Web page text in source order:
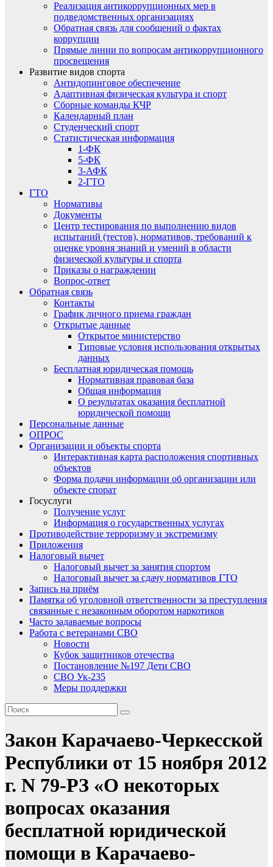
Реализация антикоррупционных мер в
подведомственных организациях
Обратная связь для сообщений о фактах
коррупции
Прямые линии по вопросам антикоррупционного
просвещения
Развитие видов спорта
Антидопинговое обеспечение
Адаптивная физическая культура и спорт
Сборные команды КЧР
Календарный план
Студенческий спорт
Статистическая информация
1-ФК
5-ФК
3-АФК
2-ГТО
ГТО
Нормативы
Документы
Центр тестирования по выполнению видов
испытаний (тестов), нормативов, требований к
оценке уровня знаний и умений в области
физической культуры и спорта
Приказы о награждении
Вопрос-ответ
Обратная связь
Контакты
График личного приема граждан
Открытые данные
Открытое министерство
Типовые условия использования открытых
данных
Бесплатная юридическая помощь
Нормативная правовая база
Общая информация
О результатах оказания бесплатной
юридической помощи
Персональные данные
ОПРОС
Организации и объекты спорта
Интерактивная карта расположения спортивных
объектов
Форма подачи информации об организации или
объекте спорат
Госуслуги
Получение услуг
Информация о государственных услугах
Противодействие терроризму и экстремизму
Приложения
Налоговый вычет
Налоговый вычет за занятия спортом
Налоговый вычет за сдачу нормативов ГТО
Запись на приём
Памятка об уголовной ответственности за преступления
связанные с незаконным оборотом наркотиков
Часто задаваемые вопросы
Работа с ветеранами СВО
Новости
Кубок защитников отечества
Постановление №197 Дети СВО
СВО Ук-235
Меры поддержки
Закон Карачаево-Черкесской
Республики от 15 ноября 2012
г. N 79-РЗ «О некоторых
вопросах оказания
бесплатной юридической
помощи в Карачаево-